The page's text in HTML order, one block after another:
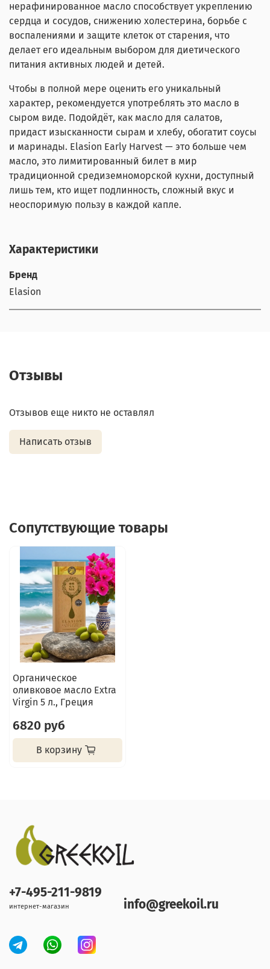
нерафинированное масло способствует укреплению
сердца и сосудов, снижению холестерина, борьбе с
воспалениями и защите клеток от старения, что
делает его идеальным выбором для диетического
питания активных людей и детей.
Чтобы в полной мере оценить его уникальный
характер, рекомендуется употреблять это масло в
сыром виде. Подойдёт, как масло для салатов,
придаст изысканности сырам и хлебу, обогатит соусы
и маринады. Elasion Early Harvest — это больше чем
масло, это лимитированный билет в мир
традиционной средиземноморской кухни, доступный
лишь тем, кто ищет подлинность, сложный вкус и
неоспоримую пользу в каждой капле.
Характеристики
Бренд
Elasion
Отзывы
Отзывов еще никто не оставлял
Написать отзыв
Сопутствующие товары
Органическое
оливковое масло Extra
Virgin 5 л., Греция
6820 руб
В корзину
+7-495-211-9819
интернет-магазин info@greekoil.ru